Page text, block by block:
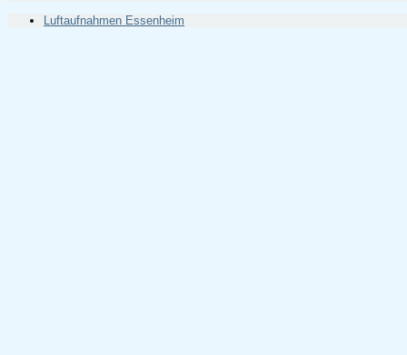
Luftaufnahmen Essenheim